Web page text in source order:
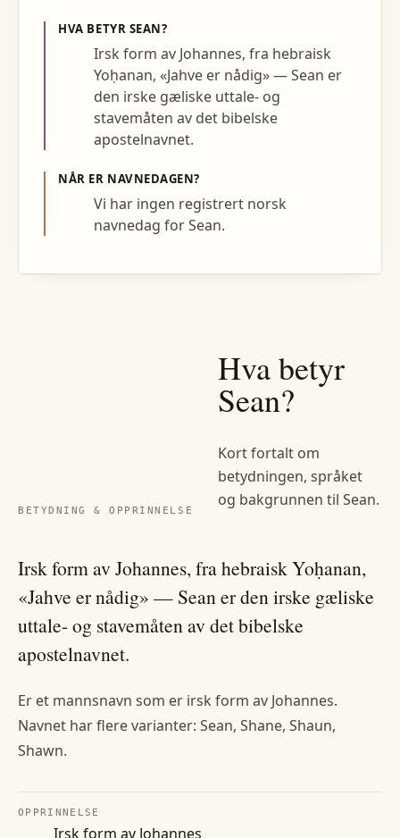
HVA BETYR SEAN?
Irsk form av Johannes, fra hebraisk
Yoḥanan, «Jahve er nådig» — Sean er
den irske gæliske uttale- og
stavemåten av det bibelske
apostelnavnet.
NÅR ER NAVNEDAGEN?
Vi har ingen registrert norsk
navnedag for Sean.
BETYDNING & OPPRINNELSE
Hva betyr
Sean?
Kort fortalt om
betydningen, språket
og bakgrunnen til Sean.
Irsk form av Johannes, fra hebraisk Yoḥanan,
«Jahve er nådig» — Sean er den irske gæliske
uttale- og stavemåten av det bibelske
apostelnavnet.
Er et mannsnavn som er irsk form av Johannes.
Navnet har flere varianter: Sean, Shane, Shaun,
Shawn.
OPPRINNELSE
Irsk form av Johannes